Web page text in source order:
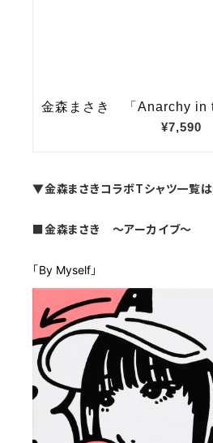
▼金森まさきコラボTシャツ一覧は
■金森まさき ～アーカイブ～
「By Myself」